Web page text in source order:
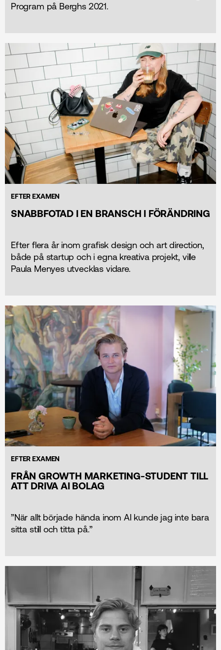
Program på Berghs 2021.
EFTER EXAMEN
SNABBFOTAD I EN BRANSCH I FÖRÄNDRING
Efter flera år inom grafisk design och art direction,
både på startup och i egna kreativa projekt, ville
Paula Menyes utvecklas vidare.
EFTER EXAMEN
FRÅN GROWTH MARKETING-STUDENT TILL
ATT DRIVA AI BOLAG
”När allt började hända inom AI kunde jag inte bara
sitta still och titta på.”